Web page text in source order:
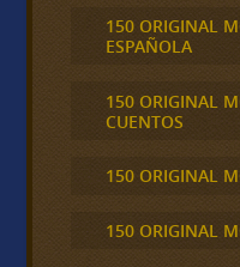
150 ORIGINAL
ESPAÑOLA
150 ORIGINAL
CUENTOS
150 ORIGINAL
150 ORIGINAL